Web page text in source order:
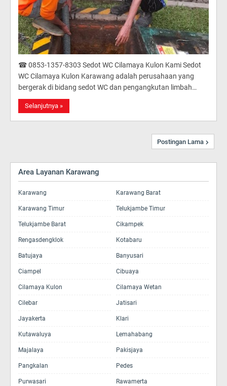
☎ 0853-1357-8303 Sedot WC Cilamaya Kulon Kami Sedot
WC Cilamaya Kulon Karawang adalah perusahaan yang
bergerak di bidang sedot WC dan pengangkutan limbah…
Selanjutnya »
Postingan Lama
Area Layanan Karawang
Karawang Karawang Barat
Karawang Timur Telukjambe Timur
Telukjambe Barat Cikampek
Rengasdengklok Kotabaru
Batujaya Banyusari
Ciampel Cibuaya
Cilamaya Kulon Cilamaya Wetan
Cilebar Jatisari
Jayakerta Klari
Kutawaluya Lemahabang
Majalaya Pakisjaya
Pangkalan Pedes
Purwasari Rawamerta